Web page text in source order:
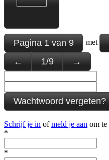
Pagina1van9 met
←
1/9 →
Wachtwoord vergeten?
Schrijf je in ofmeld je aan om te
*
*